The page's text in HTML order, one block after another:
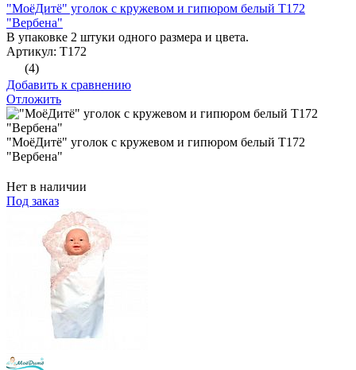
"МоёДитё" уголок с кружевом и гипюром белый Т172
"Вербена"
В упаковке 2 штуки одного размера и цвета.
Артикул: Т172
(4)
Добавить к сравнению
Отложить
"МоёДитё" уголок с кружевом и гипюром белый Т172
"Вербена"
Нет в наличии
Под заказ